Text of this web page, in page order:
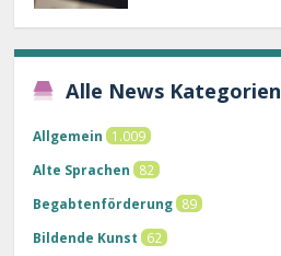
Alle News Kategorien
Allgemein
1.009
Alte Sprachen
82
Begabtenförderung 89
Bildende Kunst
62